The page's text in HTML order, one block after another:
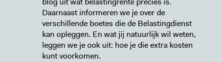
Daarnaast informeren we je over de
verschillende boetes die de Belastingdienst
kan opleggen. En wat jij natuurlijk wil weten,
leggen we je ook uit: hoe je die extra kosten
kunt voorkomen.